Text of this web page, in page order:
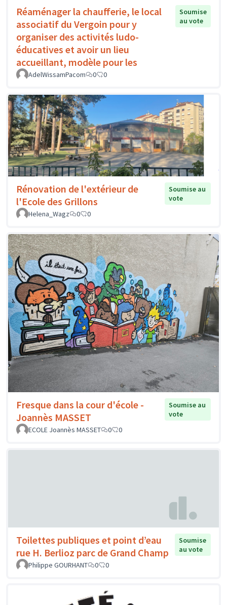
Réaménager la chaufferie, le local
associatif du Vergoin pour y
organiser des activités ludo-
éducatives et avoir un lieu
accueillant, modèle pour les
Soumise
au vote
AdelWissamPacom 0 0
Rénovation de l'extérieur de
l'Ecole des Grillons
Soumise au
vote
Helena_Wagz
0 0
Fresque dans la cour d'école -
Joannès MASSET
Soumise au
vote
ECOLE Joannès MASSET
0 0
Toilettes publiques et point d’eau
rue H. Berlioz parc de Grand Champ
Soumise
au vote
Philippe GOURHANT
0 0